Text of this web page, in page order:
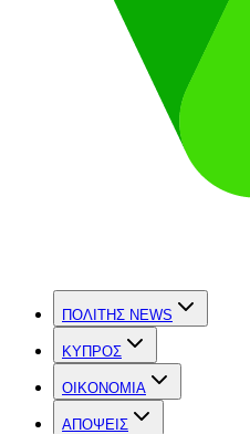
ΠΟΛΙΤΗΣ NEWS
ΚΥΠΡΟΣ
OIKONOMIA
ΑΠΟΨΕΙΣ